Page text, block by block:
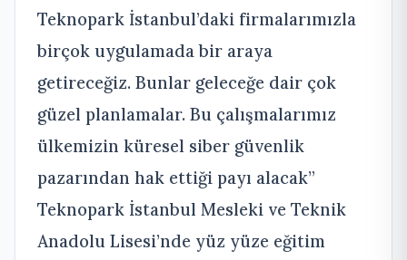
Teknopark İstanbul’daki firmalarımızla
birçok uygulamada bir araya
getireceğiz. Bunlar geleceğe dair çok
güzel planlamalar. Bu çalışmalarımız
ülkemizin küresel siber güvenlik
pazarından hak ettiği payı alacak”
Teknopark İstanbul Mesleki ve Teknik
Anadolu Lisesi’nde yüz yüze eğitim